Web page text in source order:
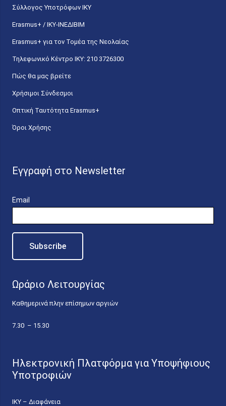
Σύλλογος Υποτρόφων ΙΚΥ
Erasmus+ / ΙΚΥ-ΙΝΕΔΙΒΙΜ
Erasmus+ για τον Τομέα της Νεολαίας
Τηλεφωνικό Κέντρο IKY: 210 3726300
Πώς θα μας βρείτε
Χρήσιμοι Σύνδεσμοι
Οπτική Ταυτότητα Erasmus+
Όροι Χρήσης
Εγγραφή στο Newsletter
Email
Ωράριο Λειτουργίας
Καθημερινά πλην επίσημων αργιών
7.30 – 15.30
Ηλεκτρονική Πλατφόρμα για Υποψήφιους
Υποτροφιών
ΙΚΥ – Διαφάνεια